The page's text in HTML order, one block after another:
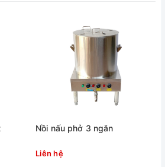
Nồi nấu phở 3 ngăn
Liên hệ